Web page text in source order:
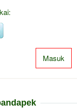
Masuk